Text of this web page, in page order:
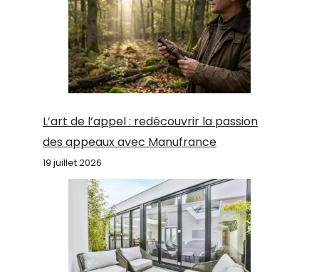
L’art de l’appel : redécouvrir la passion
des appeaux avec Manufrance
19 juillet 2026